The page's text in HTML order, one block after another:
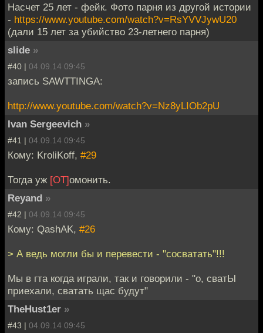
Насчет 25 лет - фейк. Фото парня из другой истории
- https://www.youtube.com/watch?v=RsYVVJywU20
(дали 15 лет за убийство 23-летнего парня)
slide »
#40 | 04.09.14 09:45
запись SAWTTINGA:
http://www.youtube.com/watch?v=Nz8yLIOb2pU
Ivan Sergeevich »
#41 | 04.09.14 09:45
Кому: KroliKoff, #29
Тогда уж [ОТ]омонить.
Reyand »
#42 | 04.09.14 09:45
Кому: QashAK, #26
> А ведь могли бы и перевести - "сосватать"!!!
Мы в гта когда играли, так и говорили - "о, сватЫ
приехали, сватать щас будут"
TheHust1er »
#43 | 04.09.14 09:45